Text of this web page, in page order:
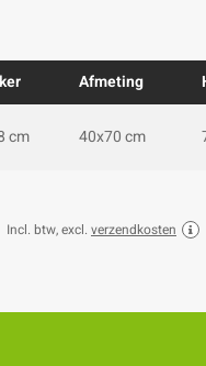
Afmeting
cm 40x70 cm
Incl. btw, excl. verzendkosten